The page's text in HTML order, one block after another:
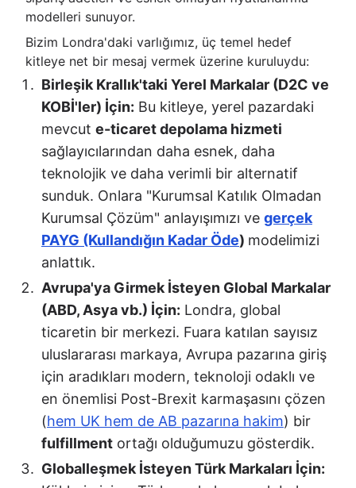
modelleri sunuyor.
Bizim Londra'daki varlığımız, üç temel hedef
kitleye net bir mesaj vermek üzerine kuruluydu:
Birleşik Krallık'taki Yerel Markalar (D2C ve
KOBİ'ler) İçin: Bu kitleye, yerel pazardaki
mevcut e-ticaret depolama hizmeti
sağlayıcılarından daha esnek, daha
teknolojik ve daha verimli bir alternatif
sunduk. Onlara "Kurumsal Katılık Olmadan
Kurumsal Çözüm" anlayışımızı ve gerçek
PAYG (Kullandığın Kadar Öde) modelimizi
anlattık.
Avrupa'ya Girmek İsteyen Global Markalar
(ABD, Asya vb.) İçin: Londra, global
ticaretin bir merkezi. Fuara katılan sayısız
uluslararası markaya, Avrupa pazarına giriş
için aradıkları modern, teknoloji odaklı ve
en önemlisi Post-Brexit karmaşasını çözen
(hem UK hem de AB pazarına hakim) bir
fulfillment ortağı olduğumuzu gösterdik.
Globalleşmek İsteyen Türk Markaları İçin: